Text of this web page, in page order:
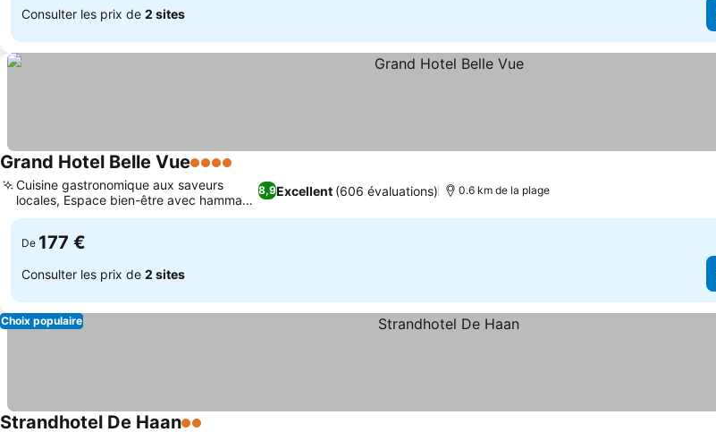
Consulter les prix de 2 sites
Grand Hotel Belle Vue4 Étoiles
8,9Excellent (606 évaluations)
Cuisine gastronomique aux saveurs
locales, Espace bien-être avec hammam
et sauna
0.6 km de la plage
De 177 €
Consulter les prix de 2 sites
Choix populaire
Strandhotel De Haan